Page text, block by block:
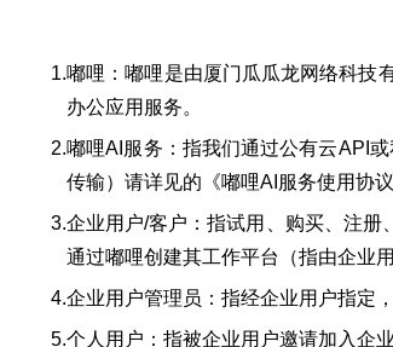
1.嘟哩：嘟哩是由厦门瓜瓜龙网络科技
办公应用服务。
2.嘟哩AI服务：指我们通过公有云API
传输）请详见的《嘟哩AI服务使用协议
3.企业用户/客户：指试用、购买、注册
通过嘟哩创建其工作平台（指由企业
4.企业用户管理员：指经企业用户指定
5.个人用户：指被企业用户邀请加入企